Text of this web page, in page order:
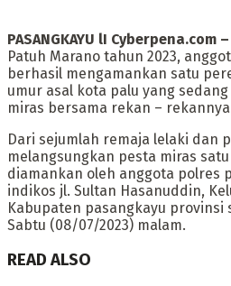
PASANGKAYU lI Cyberpena.com –
Patuh Marano tahun 2023,
berhasil mengamankan satu
umur asal kota palu yang
miras bersama rekan –
Dari sejumlah remaja lelaki dan
melangsungkan pesta miras
diamankan oleh anggota polres
indikos jl. Sultan Hasanuddin,
Kabupaten pasangkayu provinsi
Sabtu (08/07/2023) malam.
READ ALSO